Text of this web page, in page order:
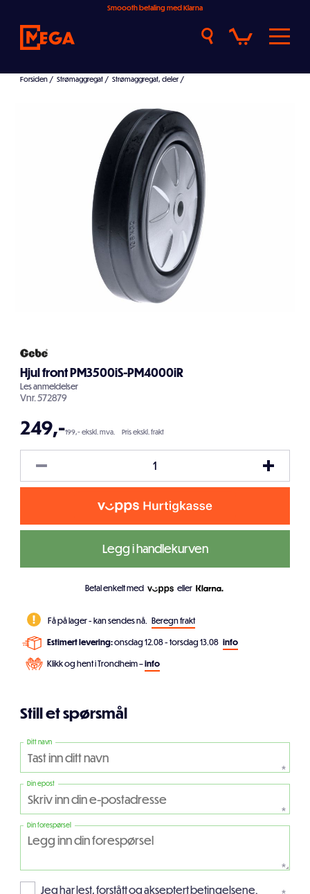
Smoooth betaling med Klarna
Forsiden / Strømaggregat / Strømaggregat, deler /
Hjul front PM3500iS-PM4000iR
Lesanmeldelser
Vnr.572879
249,-199,- ekskl. mva. Pris ekskl. frakt
Legg i handlekurven
Betal enkelt med eller
Få på lager - kan sendes nå. Beregn frakt
Estimert levering:onsdag 12.08 - torsdag 13.08 info
Klikk og hent i Trondheim –info
Still et spørsmål
Ditt navn
*
Din epost
*
Din forespørsel
*
Jeg har lest, forstått og akseptert betingelsene.